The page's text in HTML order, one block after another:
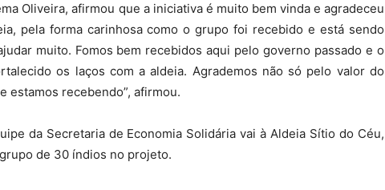
Oliveira, afirmou que a iniciativa é muito bem vinda e agradeceu
pela forma carinhosa como o grupo foi recebido e está sendo
muito. Fomos bem recebidos aqui pelo governo passado e o
os laços com a aldeia. Agrademos não só pelo valor do
estamos recebendo”, afirmou.
da Secretaria de Economia Solidária vai à Aldeia Sítio do Céu,
de 30 índios no projeto.